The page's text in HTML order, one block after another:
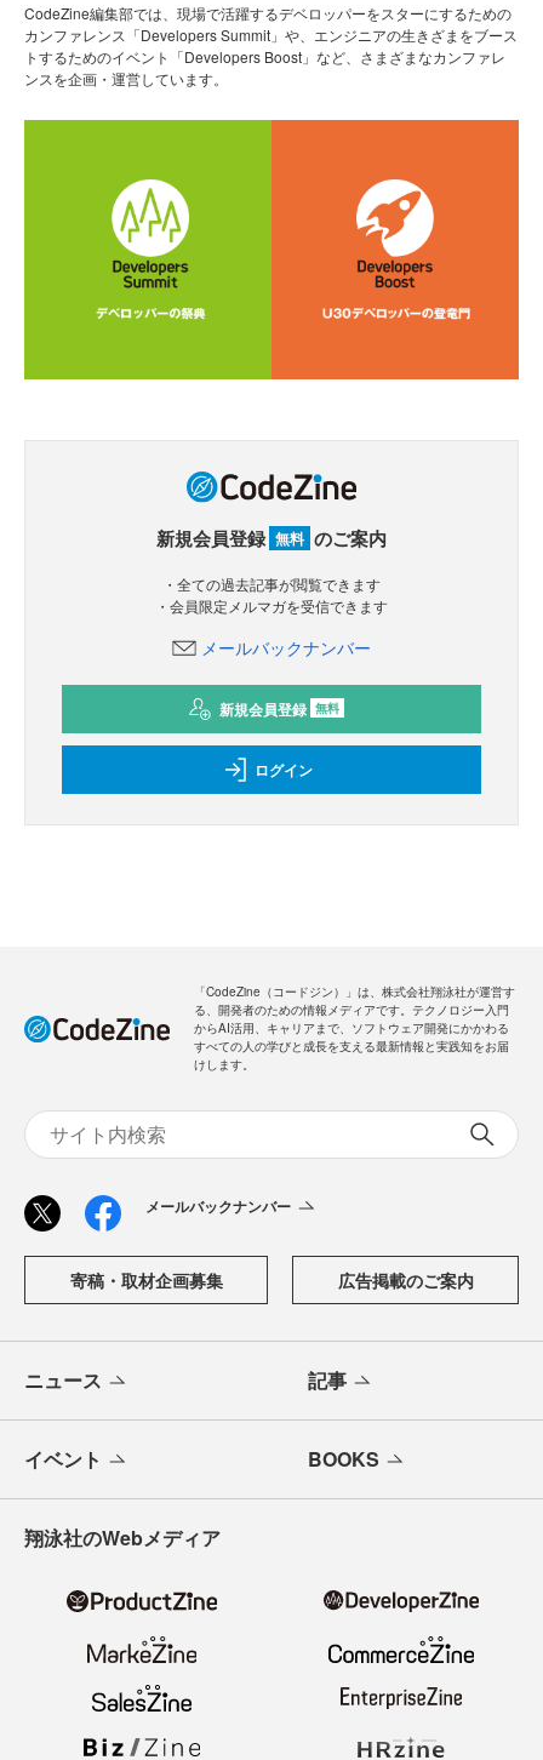
CodeZine編集部では、現場で活躍するデベロッパーをスターにするための
カンファレンス「Developers Summit」や、エンジニアの生きざまをブース
トするためのイベント「Developers Boost」など、さまざまなカンファレ
ンスを企画・運営しています。
新規会員登録 無料 のご案内
・全ての過去記事が閲覧できます
・会員限定メルマガを受信できます
メールバックナンバー
新規会員登録 無料
ログイン
「CodeZine（コードジン）」は、株式会社翔泳社が運営す
る、開発者のための情報メディアです。テクノロジー入門
からAI活用、キャリアまで、ソフトウェア開発にかかわる
すべての人の学びと成長を支える最新情報と実践知をお届
けします。
メールバックナンバー
寄稿・取材企画募集 広告掲載のご案内
ニュース 記事
イベント BOOKS
翔泳社のWebメディア